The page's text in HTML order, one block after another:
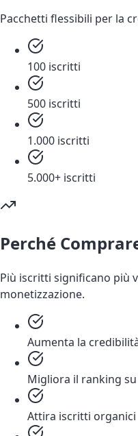
Pacchetti flessibili per la
100 iscritti
500 iscritti
1.000 iscritti
5.000+ iscritti
Perché
Più iscritti significano più
monetizzazione.
Aumenta la
Migliora il ranking su
Attira iscritti organici